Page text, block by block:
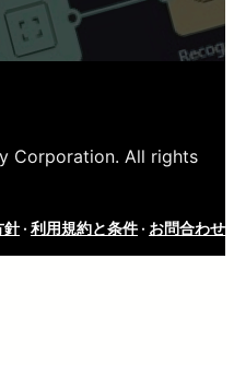
Corporation. All rights
針· 利用規約と条件· お問合わせ